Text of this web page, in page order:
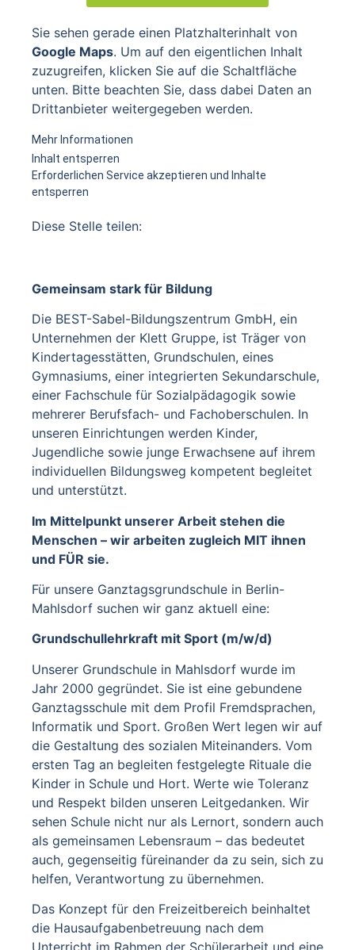
Sie sehen gerade einen Platzhalterinhalt von
Google Maps. Um auf den eigentlichen Inhalt
zuzugreifen, klicken Sie auf die Schaltfläche
unten. Bitte beachten Sie, dass dabei Daten an
Drittanbieter weitergegeben werden.
Mehr Informationen
Inhalt entsperren
Erforderlichen Service akzeptieren und Inhalte
entsperren
Diese Stelle teilen:
Gemeinsam stark für Bildung
Die BEST-Sabel-Bildungszentrum GmbH, ein
Unternehmen der Klett Gruppe, ist Träger von
Kindertagesstätten, Grundschulen, eines
Gymnasiums, einer integrierten Sekundarschule,
einer Fachschule für Sozialpädagogik sowie
mehrerer Berufsfach- und Fachoberschulen. In
unseren Einrichtungen werden Kinder,
Jugendliche sowie junge Erwachsene auf ihrem
individuellen Bildungsweg kompetent begleitet
und unterstützt.
Im Mittelpunkt unserer Arbeit stehen die
Menschen – wir arbeiten zugleich MIT ihnen
und FÜR sie.
Für unsere Ganztagsgrundschule in Berlin-
Mahlsdorf suchen wir ganz aktuell eine:
Grundschullehrkraft mit Sport (m/w/d)
Unserer Grundschule in Mahlsdorf wurde im
Jahr 2000 gegründet. Sie ist eine gebundene
Ganztagsschule mit dem Profil Fremdsprachen,
Informatik und Sport. Großen Wert legen wir auf
die Gestaltung des sozialen Miteinanders. Vom
ersten Tag an begleiten festgelegte Rituale die
Kinder in Schule und Hort. Werte wie Toleranz
und Respekt bilden unseren Leitgedanken. Wir
sehen Schule nicht nur als Lernort, sondern auch
als gemeinsamen Lebensraum – das bedeutet
auch, gegenseitig füreinander da zu sein, sich zu
helfen, Verantwortung zu übernehmen.
Das Konzept für den Freizeitbereich beinhaltet
die Hausaufgabenbetreuung nach dem